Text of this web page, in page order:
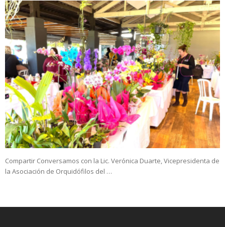
Compartir Conversamos con la Lic. Verónica Duarte, Vicepresidenta de
la Asociación de Orquidófilos del …